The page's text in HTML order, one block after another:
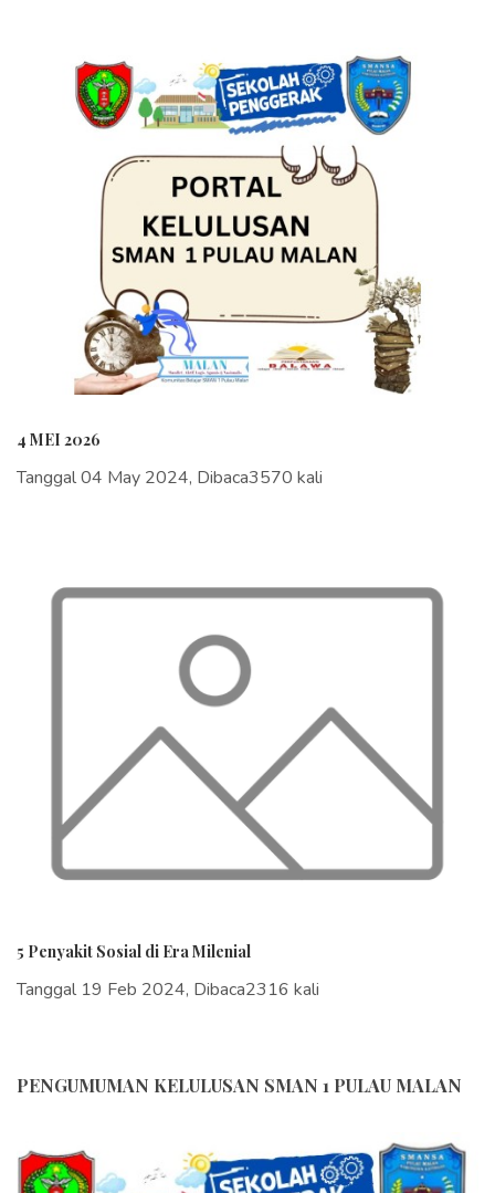
PENGUMUMAN KELULUSAN SMAN 1 PULAU MALAN
4 MEI 2026
Tanggal 04 May 2024, Dibaca3570 kali
5 Penyakit Sosial di Era Milenial
Tanggal 19 Feb 2024, Dibaca2316 kali